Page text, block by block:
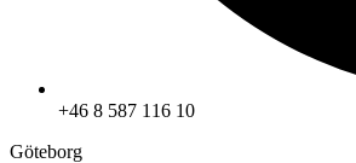
+46 8 587 116 10
Göteborg